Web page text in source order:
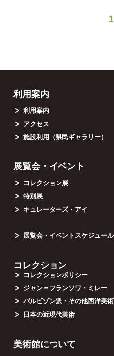
1
利用案内
利用案内
アクセス
施設利用（県民ギャラリー）
展覧会・イベント
コレクション展
特別展
キュレーターズ・アイ
展覧会・イベントスケジュール
コレクション
コレクションポリシー
ジャン＝フランソワ・ミレー
バルビゾン派・その他西洋美術
日本の近現代美術
美術館について